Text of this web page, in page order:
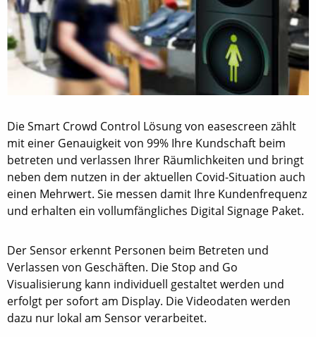
Die Smart Crowd Control Lösung von easescreen zählt
mit einer Genauigkeit von 99% Ihre Kundschaft beim
betreten und verlassen Ihrer Räumlichkeiten und bringt
neben dem nutzen in der aktuellen Covid-Situation auch
einen Mehrwert. Sie messen damit Ihre Kundenfrequenz
und erhalten ein vollumfängliches Digital Signage Paket.
Der Sensor erkennt Personen beim Betreten und
Verlassen von Geschäften. Die Stop and Go
Visualisierung kann individuell gestaltet werden und
erfolgt per sofort am Display. Die Videodaten werden
dazu nur lokal am Sensor verarbeitet.